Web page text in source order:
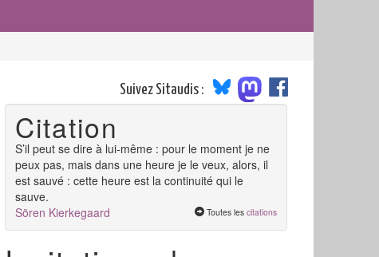
Suivez Sitaudis :
Citation
S’il peut se dire à lui-même : pour le moment je ne
peux pas, mais dans une heure je le veux, alors, il
est sauvé : cette heure est la continuité qui le
sauve.
Sören Kierkegaard
Toutes les citations